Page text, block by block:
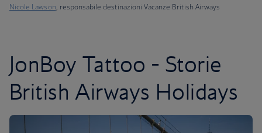
Nicole Lawson, responsabile destinazioni Vacanze British Airways
JonBoy Tattoo - Storie
British Airways Holidays